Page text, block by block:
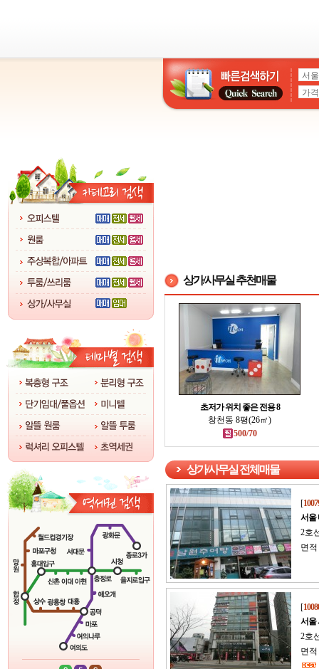
상가/사무실 추천매물
초저가 위치 좋은 전용 8
창천동 8평(26㎡)
500/70
상가/사무실 전체매물
[
서울
2호
면
[
서울
2호
면